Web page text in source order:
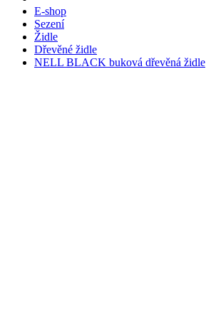
E-shop
Sezení
Židle
Dřevěné židle
NELL BLACK buková dřevěná židle